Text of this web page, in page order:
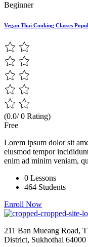
Beginner
Vegan Thai Cooking Classes
(0.0/ 0 Rating)
Free
Lorem ipsum dolor sit
eiusmod tempor
enim ad minim veniam,
0 Lessons
464 Students
Enroll Now
211 Ban Mueang Road,
District, Sukhothai 64000